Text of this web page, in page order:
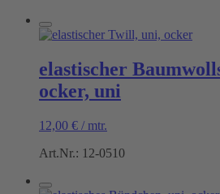
elastischer
ocker, uni
12,00 € / mtr.
Art.Nr.: 12-0510